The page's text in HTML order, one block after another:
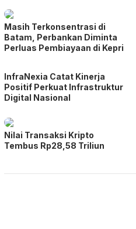
Masih Terkonsentrasi di
Batam, Perbankan Diminta
Perluas Pembiayaan di Kepri
InfraNexia Catat Kinerja
Positif Perkuat Infrastruktur
Digital Nasional
Nilai Transaksi Kripto
Tembus Rp28,58 Triliun